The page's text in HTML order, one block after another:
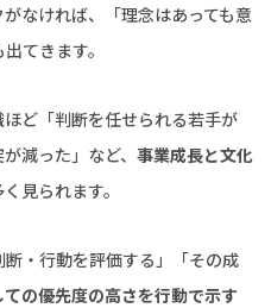
なければ、「理念はあっても意
てきます。
ど「判断を任せられる若手が
減った」など、 事業成長と文化
見られます。
・行動を評価する」「その成
の優先度の高さを行動で示す